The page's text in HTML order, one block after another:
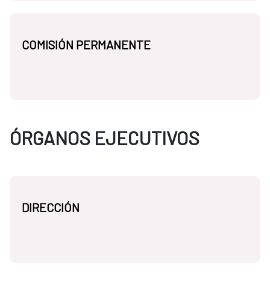
COMISIÓN PERMANENTE
ÓRGANOS EJECUTIVOS
DIRECCIÓN